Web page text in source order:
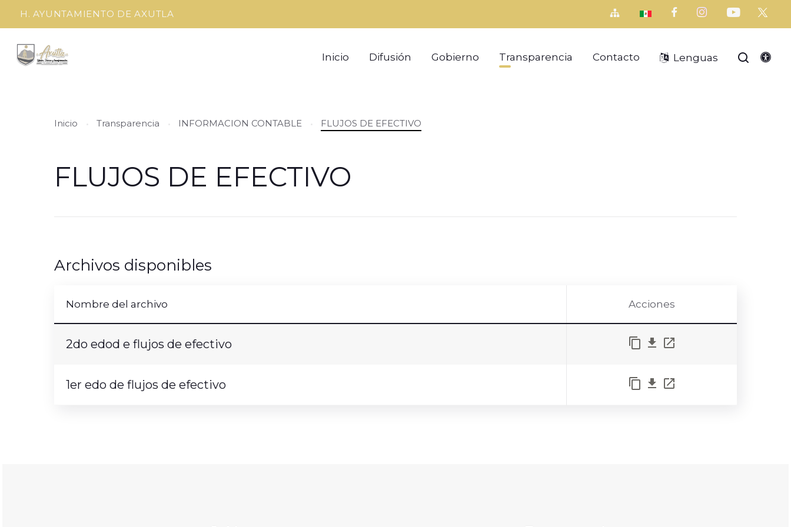
H. AYUNTAMIENTO DE AXUTLA
Inicio Difusión Gobierno Transparencia Contacto Lenguas
Inicio Transparencia INFORMACION CONTABLE FLUJOS DE EFECTIVO
FLUJOS DE EFECTIVO
Archivos disponibles
Nombre del archivo Acciones
2do edod e flujos de efectivo
1er edo de flujos de efectivo